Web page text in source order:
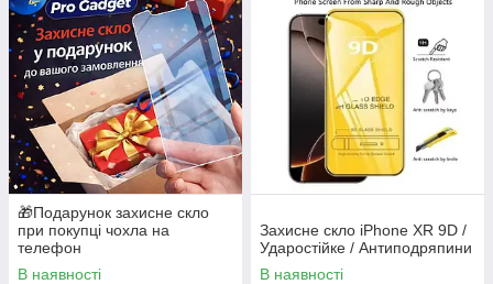
🎁Подарунок захисне скло
при покупці чохла на
телефон
В наявності
Захисне скло iPhone XR 9D /
Ударостійке / Антиподряпини
В наявності